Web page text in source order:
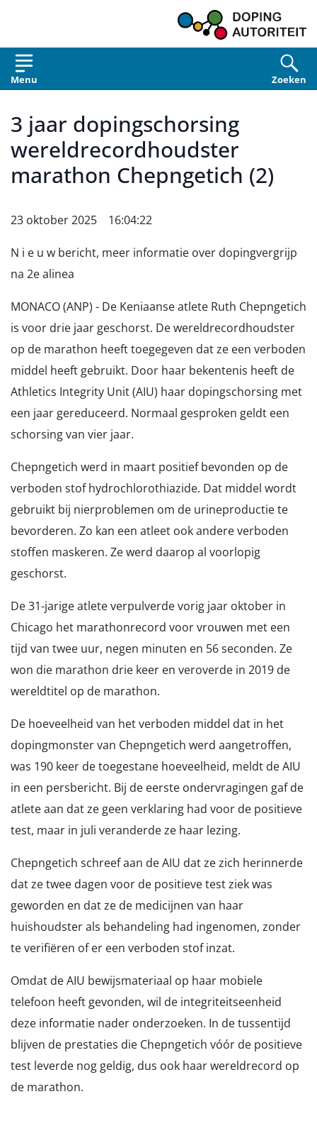
Menu Zoeken
3 jaar dopingschorsing
wereldrecordhoudster
marathon Chepngetich (2)
23 oktober 2025 16:04:22
N i e u w bericht, meer informatie over dopingvergrijp
na 2e alinea
MONACO (ANP) - De Keniaanse atlete Ruth Chepngetich
is voor drie jaar geschorst. De wereldrecordhoudster
op de marathon heeft toegegeven dat ze een verboden
middel heeft gebruikt. Door haar bekentenis heeft de
Athletics Integrity Unit (AIU) haar dopingschorsing met
een jaar gereduceerd. Normaal gesproken geldt een
schorsing van vier jaar.
Chepngetich werd in maart positief bevonden op de
verboden stof hydrochlorothiazide. Dat middel wordt
gebruikt bij nierproblemen om de urineproductie te
bevorderen. Zo kan een atleet ook andere verboden
stoffen maskeren. Ze werd daarop al voorlopig
geschorst.
De 31-jarige atlete verpulverde vorig jaar oktober in
Chicago het marathonrecord voor vrouwen met een
tijd van twee uur, negen minuten en 56 seconden. Ze
won die marathon drie keer en veroverde in 2019 de
wereldtitel op de marathon.
De hoeveelheid van het verboden middel dat in het
dopingmonster van Chepngetich werd aangetroffen,
was 190 keer de toegestane hoeveelheid, meldt de AIU
in een persbericht. Bij de eerste ondervragingen gaf de
atlete aan dat ze geen verklaring had voor de positieve
test, maar in juli veranderde ze haar lezing.
Chepngetich schreef aan de AIU dat ze zich herinnerde
dat ze twee dagen voor de positieve test ziek was
geworden en dat ze de medicijnen van haar
huishoudster als behandeling had ingenomen, zonder
te verifiëren of er een verboden stof inzat.
Omdat de AIU bewijsmateriaal op haar mobiele
telefoon heeft gevonden, wil de integriteitseenheid
deze informatie nader onderzoeken. In de tussentijd
blijven de prestaties die Chepngetich vóór de positieve
test leverde nog geldig, dus ook haar wereldrecord op
de marathon.